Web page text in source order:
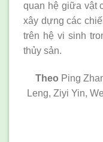
quan hệ giữa vật
xây dựng các
trên hệ vi sinh
thủy sản.
Theo Ping
Leng, Ziyi Yin,